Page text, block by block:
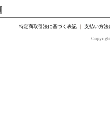
特定商取引法に基づく表記｜ 支払い方法